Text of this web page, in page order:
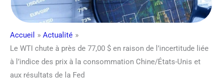
Accueil
Actualité
Le WTI chute à près de 77,00 $ en raison de l’incertitude liée
à l’indice des prix à la consommation Chine/États-Unis et
aux résultats de la Fed